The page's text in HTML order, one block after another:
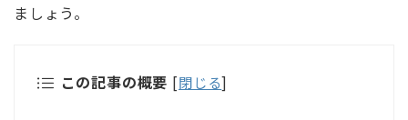
ましょう。
この記事の概要 [閉じる]